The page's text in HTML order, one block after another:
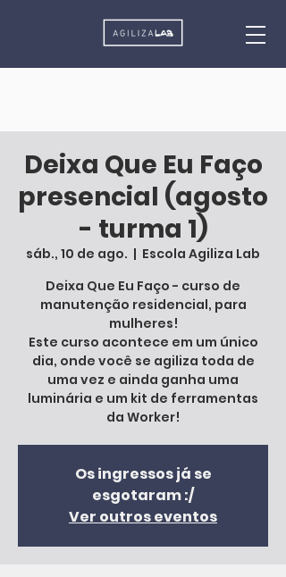
Deixa Que Eu Faço
presencial (agosto
- turma 1)
sáb., 10 de ago.
  |
Escola Agiliza Lab
Deixa Que Eu Faço - curso de
manutenção residencial, para
mulheres!
Este curso acontece em um único
dia, onde você se agiliza toda de
uma vez e ainda ganha uma
luminária e um kit de ferramentas
da Worker!
Os ingressos já se
esgotaram :/
Ver outros eventos